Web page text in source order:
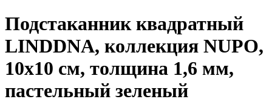
Подстаканник квадратный
LINDDNA, коллекция NUPO,
10x10 см, толщина 1,6 мм,
пастельный зеленый